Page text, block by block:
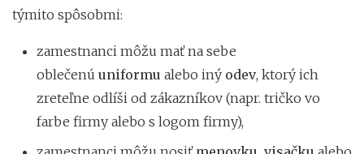
týmito spôsobmi:
zamestnanci môžu mať na sebe
oblečenú uniformu alebo iný odev, ktorý ich
zreteľne odlíši od zákazníkov (napr. tričko vo
farbe firmy alebo s logom firmy),